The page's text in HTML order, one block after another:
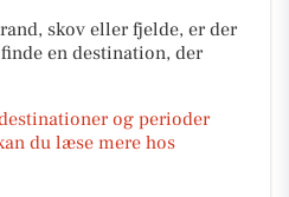
skov eller fjelde, er der
en destination, der
og perioder
du læse mere hos